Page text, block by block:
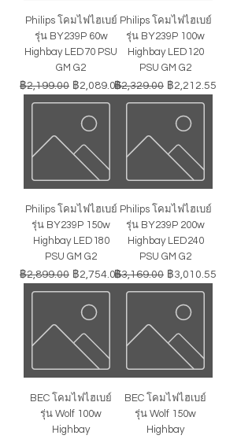
Philips โคมไฟไฮเบย์
รุ่น BY239P 60w
Highbay LED70 PSU
GM G2
ราคาปกติ
฿2,199.00 ราคาขายลด
฿2,089.05
Philips โคมไฟไฮเบย์
รุ่น BY239P 100w
Highbay LED120
PSU GM G2
ราคาปกติ
฿2,329.00 ราคาขายลด
฿2,212.55
Philips โคมไฟไฮเบย์
รุ่น BY239P 150w
Highbay LED180
PSU GM G2
ราคาปกติ
฿2,899.00 ราคาขายลด
฿2,754.05
Philips โคมไฟไฮเบย์
รุ่น BY239P 200w
Highbay LED240
PSU GM G2
ราคาปกติ
฿3,169.00 ราคาขายลด
฿3,010.55
BEC โคมไฟไฮเบย์
รุ่น Wolf 100w
Highbay
BEC โคมไฟไฮเบย์
รุ่น Wolf 150w
Highbay